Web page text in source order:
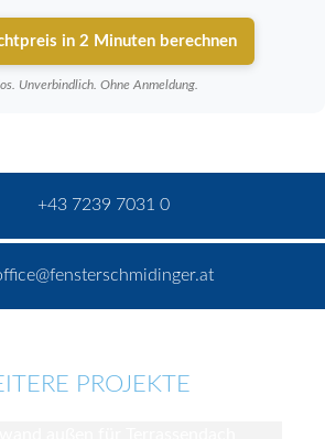
in 2 Minuten berechnen
Unverbindlich. Ohne Anmeldung.
+43 7239 7031 0
PROJEKTE